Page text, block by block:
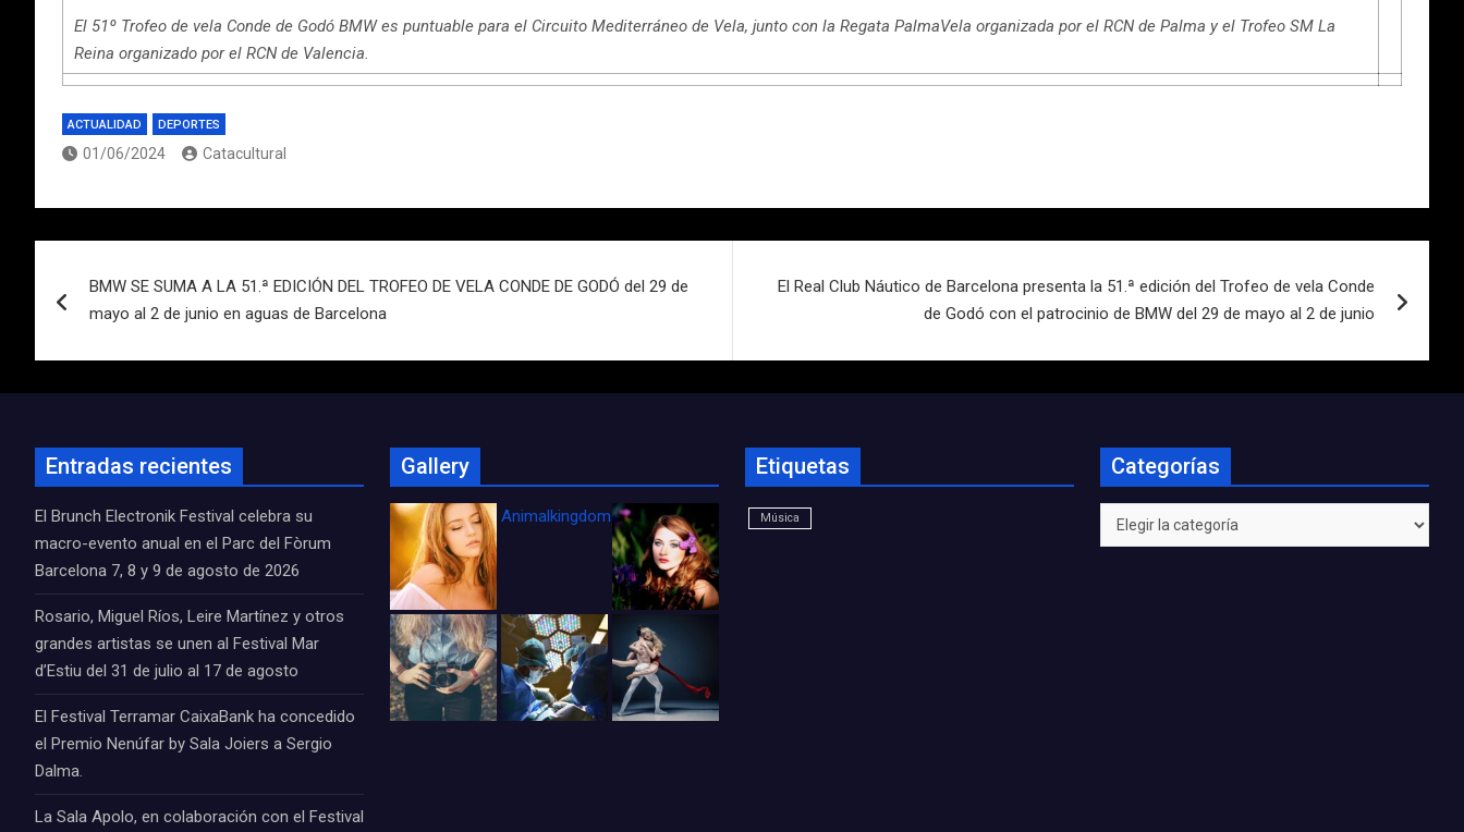
El 51º Trofeo de vela Conde de Godó BMW es puntuable para el Circuito Mediterráneo de Vela, junto con la Regata PalmaVela organizada por el RCN de Palma y el Trofeo SM La
Reina organizado por el RCN de Valencia.
ACTUALIDAD DEPORTES
01/06/2024 Catacultural
de
entradas
BMW SE SUMA A LA 51.ª EDICIÓN DEL TROFEO DE VELA CONDE DE GODÓ del 29 de
mayo al 2 de junio en aguas de Barcelona
El Real Club Náutico de Barcelona presenta la 51.ª edición del Trofeo de vela Conde
de Godó con el patrocinio de BMW del 29 de mayo al 2 de junio
Entradas recientes
El Brunch Electronik Festival celebra su
macro-evento anual en el Parc del Fòrum
Barcelona 7, 8 y 9 de agosto de 2026
Rosario, Miguel Ríos, Leire Martínez y otros
grandes artistas se unen al Festival Mar
d’Estiu del 31 de julio al 17 de agosto
El Festival Terramar CaixaBank ha concedido
el Premio Nenúfar by Sala Joiers a Sergio
Dalma.
La Sala Apolo, en colaboración con el Festival
Gallery
Animalkingdom_FichaCine
Etiquetas
Música
Categorías
Categorías